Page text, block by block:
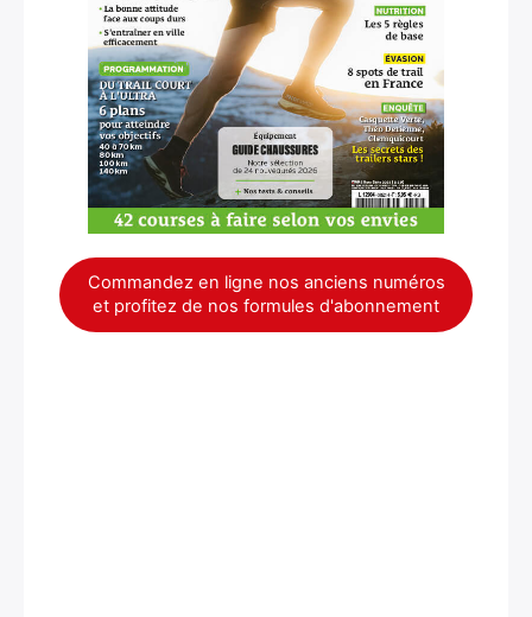
Commandez en ligne nos anciens numéros
et profitez de nos formules d'abonnement